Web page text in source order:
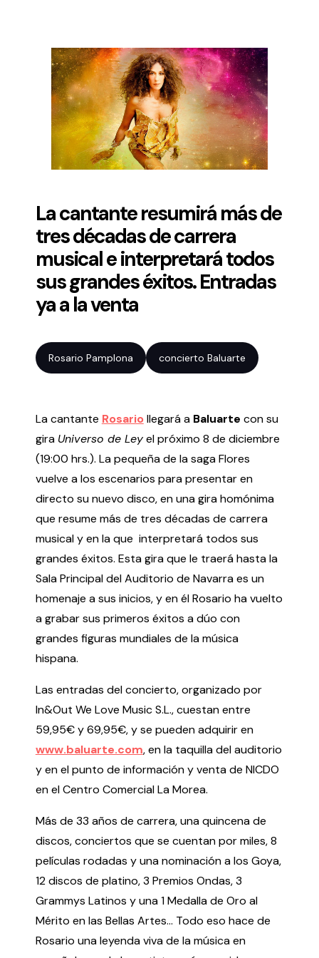
Volver al inicio Cerrar
Agenda
Agenda
Suscríbete a la newsletter
Entradas
Histórico
Organiza
Espacios
Tour Virtual
Servicios
Organizar evento
Testimonios
Baluarte
¿Qué es Baluarte?
Taquilla
Cómo llegar
Espacio accesible
Actualidad
Noticias
Proyecto Estratégico
Preguntas frecuentes
La cantante resumirá más de
tres décadas de carrera
musical e interpretará todos
sus grandes éxitos. Entradas
ya a la venta
Rosario Pamplona concierto Baluarte
La cantante Rosario llegará a Baluarte con su
gira Universo de Leyel próximo 8 de diciembre
(19:00 hrs.). La pequeña de la saga Flores
vuelve a los escenarios para presentar en
directo su nuevo disco, en una gira homónima
que resume más de tres décadas de carrera
musical y en la que interpretará todos sus
grandes éxitos. Esta gira que le traerá hasta la
Sala Principal del Auditorio de Navarra es un
homenaje a sus inicios, y en él Rosario ha vuelto
a grabar sus primeros éxitos a dúo con
grandes figuras mundiales de la música
hispana.
Las entradas del concierto, organizado por
In&Out We Love Music S.L., cuestan entre
59,95€ y 69,95€, y se pueden adquirir en
www.baluarte.com, en la taquilla del auditorio
y en el punto de información y venta de NICDO
en el Centro Comercial La Morea.
Más de 33 años de carrera, una quincena de
discos, conciertos que se cuentan por miles, 8
películas rodadas y una nominación a los Goya,
12 discos de platino, 3 Premios Ondas, 3
Grammys Latinos y una 1 Medalla de Oro al
Mérito en las Bellas Artes... Todo eso hace de
Rosario una leyenda viva de la música en